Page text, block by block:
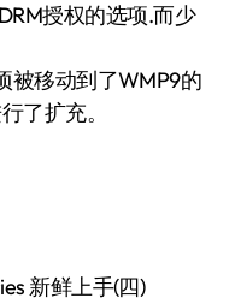
授权的选项.而少
被移动到了WMP9的
了扩充。